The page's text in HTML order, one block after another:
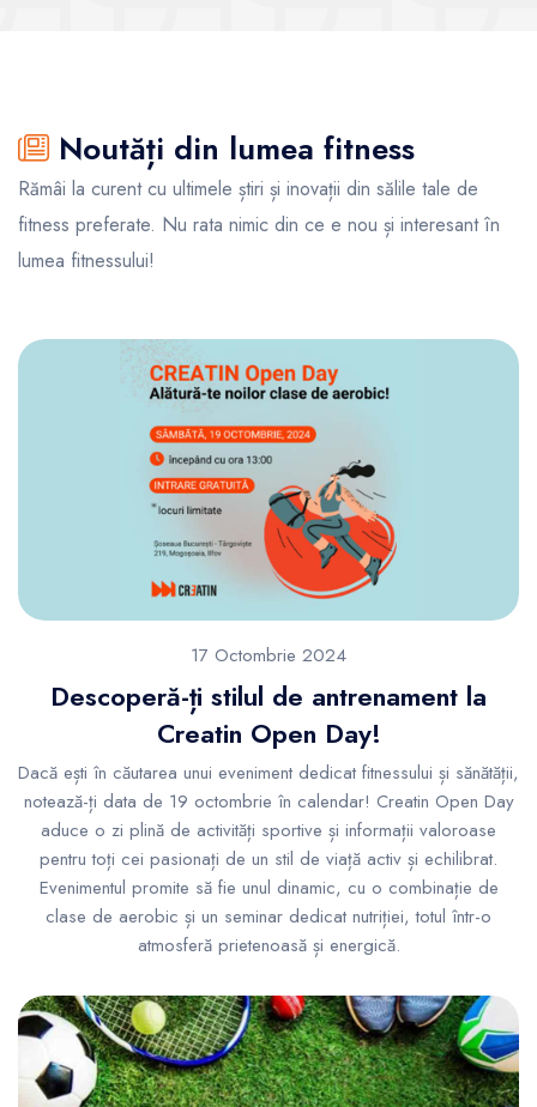
Noutăți din lumea fitness
Rămâi la curent cu ultimele știri și inovații din sălile tale de
fitness preferate. Nu rata nimic din ce e nou și interesant în
lumea fitnessului!
17 Octombrie 2024
Descoperă-ți stilul de antrenament la
Creatin Open Day!
Dacă ești în căutarea unui eveniment dedicat fitnessului și sănătății,
notează-ți data de 19 octombrie în calendar! Creatin Open Day
aduce o zi plină de activități sportive și informații valoroase
pentru toți cei pasionați de un stil de viață activ și echilibrat.
Evenimentul promite să fie unul dinamic, cu o combinație de
clase de aerobic și un seminar dedicat nutriției, totul într-o
atmosferă prietenoasă și energică.